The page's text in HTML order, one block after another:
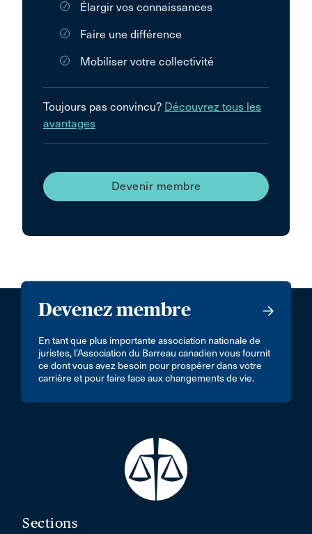
Élargir vos connaissances
Faire une différence
Mobiliser votre collectivité
Toujours pas convincu? Découvrez tous les
avantages
Devenir membre
Devenez membre
En tant que plus importante association nationale de
juristes, l’Association du Barreau canadien vous fournit
ce dont vous avez besoin pour prospérer dans votre
carrière et pour faire face aux changements de vie.
Sections